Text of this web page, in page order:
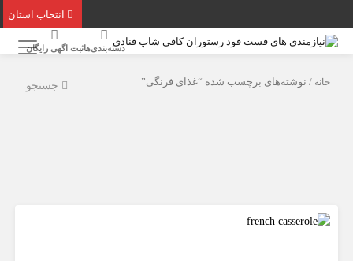
انتخاب استان
دسته‌بندی‌هاثبت اگهی رایگان
جستجو خانه/ نوشته‌های برچسب شده “غذای فرنگی”